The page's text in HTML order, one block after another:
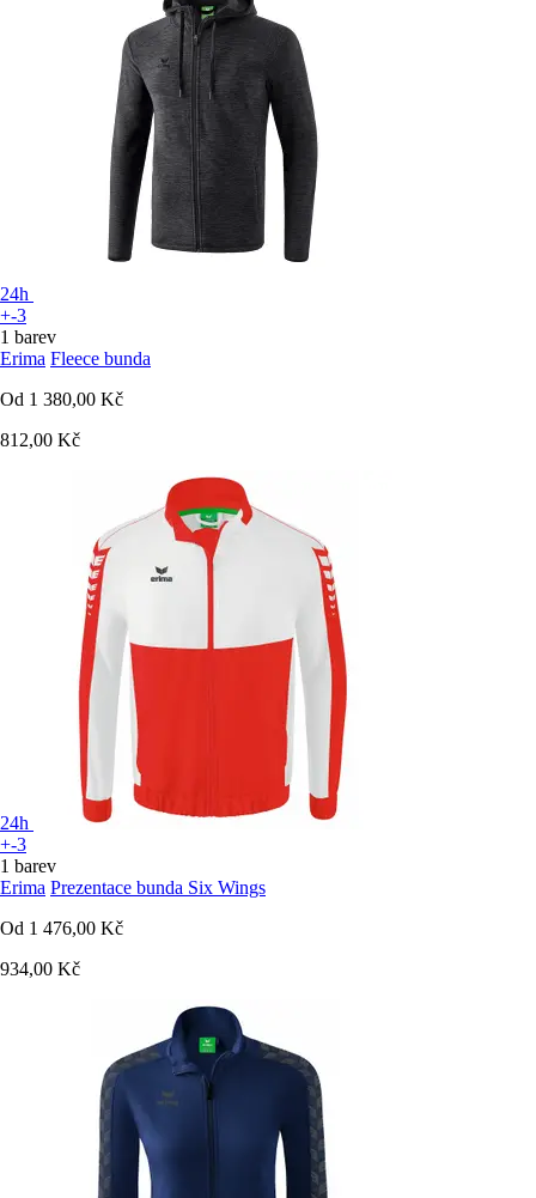
24h
+-3
1 barev
Erima Fleece bunda
Od 1 380,00 Kč
812,00 Kč
24h
+-3
1 barev
Erima Prezentace bunda Six Wings
Od 1 476,00 Kč
934,00 Kč